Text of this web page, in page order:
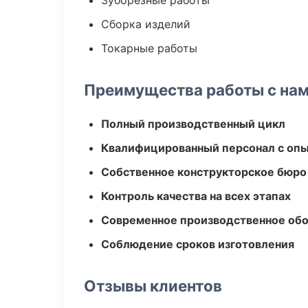
Сборка изделий
Токарные работы
Преимущества работы с
Полный производственный цикл
Квалифицированный персонал с
Собственное конструкторское бюро
Контроль качества на всех этапах
Современное производственное
Соблюдение сроков изготовления
Отзывы клиентов